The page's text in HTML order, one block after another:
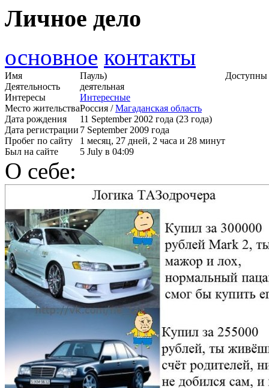
Личное дело
основное контакты
Имя
Пауль)
Деятельность
деятельная
Интересы
Интересные
Место жительстваРоссия /Магаданская область
Дата рождения
11 September 2002 года (23 года)
Дата регистрации 7 September 2009 года
Пробег по сайту
1 месяц, 27 дней, 2 часа и 28 минут
Был на сайте
5 July в 04:09
Доступны
О себе: